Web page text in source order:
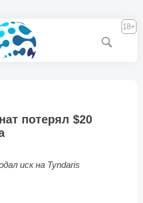
18+
потерял $20
иск на Tyndaris